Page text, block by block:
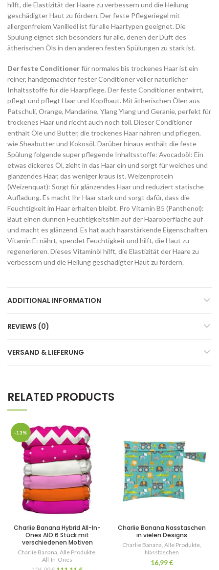
hilft, die Elastizität der Haare zu verbessern und die Heilung
geschädigter Haut zu fördern. Der feste Pflegeriegel mit
allergenfreiem Vanilleöl ist für alle Haartypen geeignet. Die
Spülung eignet sich besonders für alle, denen der Duft des
ätherischen Öls in den anderen festen Spülungen zu stark ist.
Der feste Conditionerfür normales bis trockenes Haar ist ein
reiner, handgemachter fester Conditioner voller natürlicher
Inhaltsstoffe für die Haarpflege. Der feste Conditioner entwirrt,
pflegt und pflegt Haar und Kopfhaut. Mit ätherischen Ölen aus
Patschuli, Orange, Mandarine, Ylang Ylang und Geranie, perfekt für
trockenes Haar und riecht auch noch toll. Dieser Conditioner
enthält Öle und Butter, die trockenes Haar nähren und pflegen,
wie Sheabutter und Kokosöl. Darüber hinaus enthält die feste
Spülung folgende super pflegende Inhaltsstoffe: Avocadoöl: Ein
etwas dickeres Öl, zieht in das Haar ein und sorgt für weiches und
glänzendes Haar, das weniger kraus ist. Weizenprotein
(Weizenquat): Sorgt für glänzendes Haar und reduziert statische
Aufladung. Es macht Ihr Haar stark und sorgt dafür, dass die
Feuchtigkeit im Haar erhalten bleibt. Pro Vitamin B5 (Panthenol):
Baut einen dünnen Feuchtigkeitsfilm auf der Haaroberfläche auf
und macht es glänzend. Es hat auch haarstärkende Eigenschaften.
Vitamin E: nährt, spendet Feuchtigkeit und hilft, die Haut zu
regenerieren. Dieses Vitaminöl hilft, die Elastizität der Haare zu
verbessern und die Heilung geschädigter Haut zu fördern.
ADDITIONAL INFORMATION
REVIEWS (0)
VERSAND & LIEFERUNG
RELATED PRODUCTS
-13%
Charlie Banana Hybrid All-In-
Ones AIO 6 Stück mit
verschiedenen Motiven
Charlie Banana, Alle Produkte,
All-In-Ones
Charlie Banana Nasstaschen
in vielen Designs
Charlie Banana, Alle Produkte,
Nasstaschen
16,99€